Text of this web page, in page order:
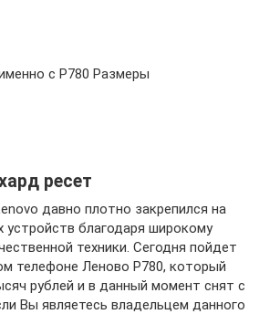
с Р780 Размеры
ресет
давно плотно закрепился на
благодаря широкому
техники. Сегодня пойдет
телефоне Леново P780, который
рублей и в данный момент снят с
Вы являетесь владельцем данного